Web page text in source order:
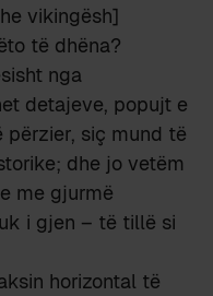
vikingësh]
të dhëna?
nga
detajeve, popujt e
siç mund të
dhe jo vetëm
me gjurmë
i gjen – të tillë si
horizontal të